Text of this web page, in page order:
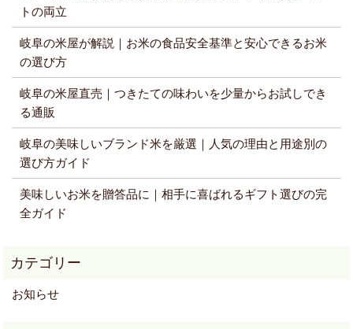
トの両立
岐阜の米屋が解説｜お米の食品安全基準と安心できるお米
の選び方
岐阜の米屋直売｜つきたての味わいを少量からお試しでき
る通販
岐阜の美味しいブランド米を厳選｜人気の理由と用途別の
選び方ガイド
美味しいお米を贈答品に｜相手に喜ばれるギフト選びの完
全ガイド
お知らせ